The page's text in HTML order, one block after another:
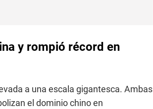
y rompió récord en
a una escala gigantesca. Ambas
el dominio chino en